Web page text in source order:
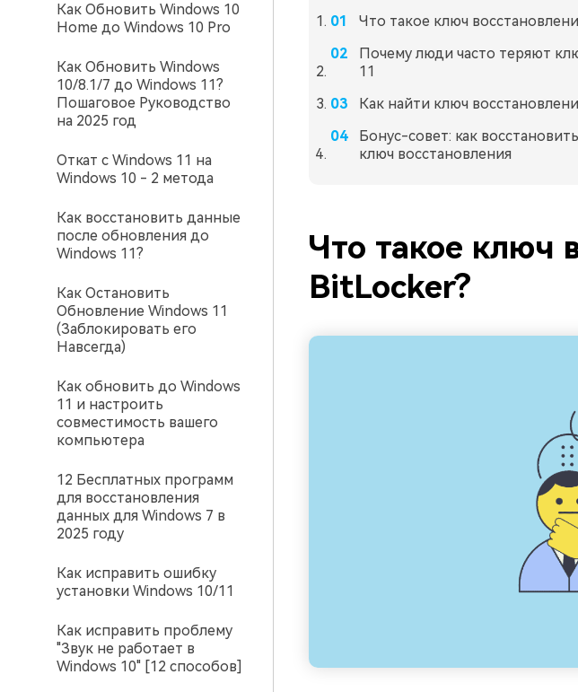
Как Обновить Windows 10
Home до Windows 10 Pro
Как Обновить Windows
10/8.1/7 до Windows 11?
Пошаговое Руководство
на 2025 год
Откат с Windows 11 на
Windows 10 - 2 метода
Как восстановить данные
после обновления до
Windows 11?
Как Остановить
Обновление Windows 11
(Заблокировать его
Навсегда)
Как обновить до Windows
11 и настроить
совместимость вашего
компьютера
12 Бесплатных программ
для восстановления
данных для Windows 7 в
2025 году
Как исправить ошибку
установки Windows 10/11
Как исправить проблему
"Звук не работает в
Windows 10" [12 способов]
Что такое ключ
Почему люди часто теряют
11
Как найти ключ
Бонус-совет: как
ключ восстановления
Что такое ключ
BitLocker?